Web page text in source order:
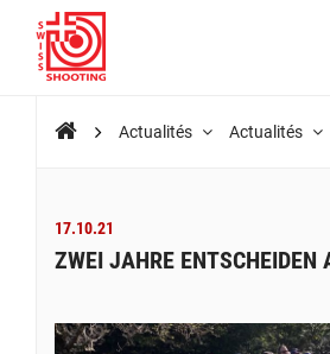
Actualités Actualités
17.10.21
ZWEI JAHRE ENTSCHEIDEN